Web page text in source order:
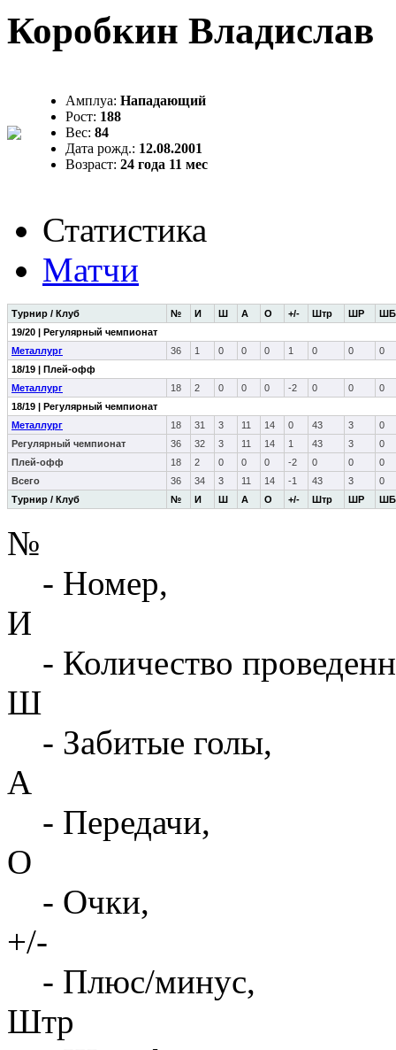
Коробкин Владислав
Амплуа: Нападающий
Рост: 188
Вес: 84
Дата рожд.: 12.08.2001
Возраст: 24 года 11 мес
Статистика
Матчи
Турнир / Клуб № И Ш А О +/- Штр ШР ШБ
Турнир / Клуб № И Ш А О +/- Штр ШР ШБ
19/20 | Регулярный чемпионат
Металлург
36 1 0 0 0 1 0 0
0
18/19 | Плей-офф
Металлург
18 2 0 0 0 -2 0 0
0
18/19 | Регулярный чемпионат
Металлург
18 31 3 11 14 0 43 3
0
Регулярный чемпионат
36 32 3 11 14 1 43 3
0
Плей-офф
18 2 0 0 0 -2 0 0
0
Всего
36 34 3 11 14 -1 43 3 0
№
- Номер,
И
- Количество
Ш
- Забитые голы,
А
- Передачи,
О
- Очки,
+/-
- Плюс/минус,
Штр